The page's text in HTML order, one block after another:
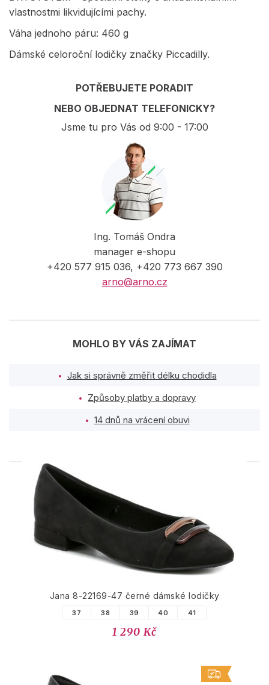
vlastnostmi likvidujícími pachy.
Váha jednoho páru: 460 g
Dámské celoroční lodičky značky Piccadilly.
POTŘEBUJETE PORADIT
NEBO OBJEDNAT TELEFONICKY?
Jsme tu pro Vás od 9:00 - 17:00
Ing. Tomáš Ondra
manager e-shopu
+420 577 915 036, +420 773 667 390
arno@arno.cz
MOHLO BY VÁS ZAJÍMAT
Jak si správně změřit délku chodidla
Způsoby platby a dopravy
14 dnů na vrácení obuvi
PODOBNÉ PRODUKTY
Jana 8-22169-47 černé dámské lodičky
37 38 39 40 41
1 290 Kč